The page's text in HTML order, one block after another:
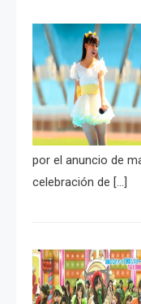
por el anuncio de
celebración de […]